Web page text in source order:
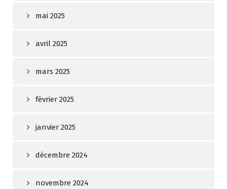
mai 2025
avril 2025
mars 2025
février 2025
janvier 2025
décembre 2024
novembre 2024